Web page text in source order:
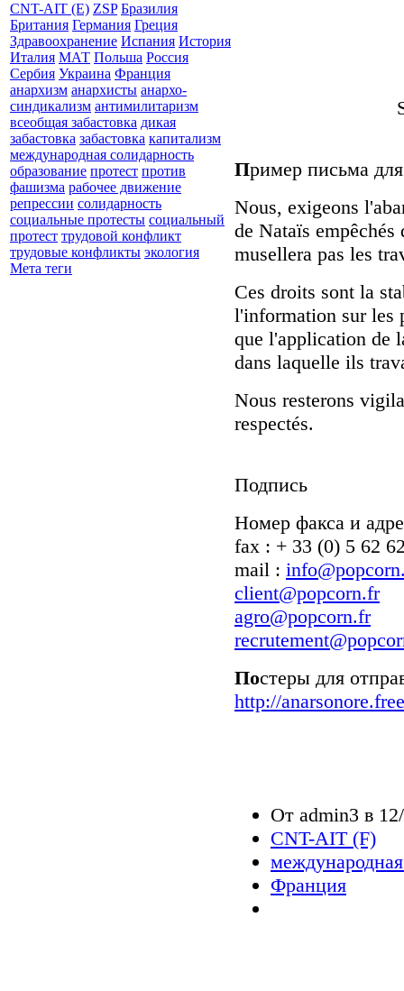
CNT-AIT (E) ZSP Бразилия
Британия Германия Греция
Здравоохранение Испания История
Италия МАТ Польша Россия
Сербия Украина Франция
анархизм анархисты анархо-
синдикализм антимилитаризм
всеобщая забастовка дикая
забастовка забастовка капитализм
международная солидарность
образование протест против
фашизма рабочее движение
репрессии солидарность
социальные протесты социальный
протест трудовой конфликт
трудовые конфликты экология
Мета теги
Пример письма
Nous, exigeons
de Nataïs
musellera pas les
Ces droits sont la
l'information sur les
que l'application de
dans laquelle ils
Nous resterons
respectés.
Подпись
Номер факса и
fax : + 33 (0) 5 62
mail :
client@popcorn.fr
agro@popcorn.fr
Постеры для
http://
От admin3 в
CNT-AIT (F)
Франция